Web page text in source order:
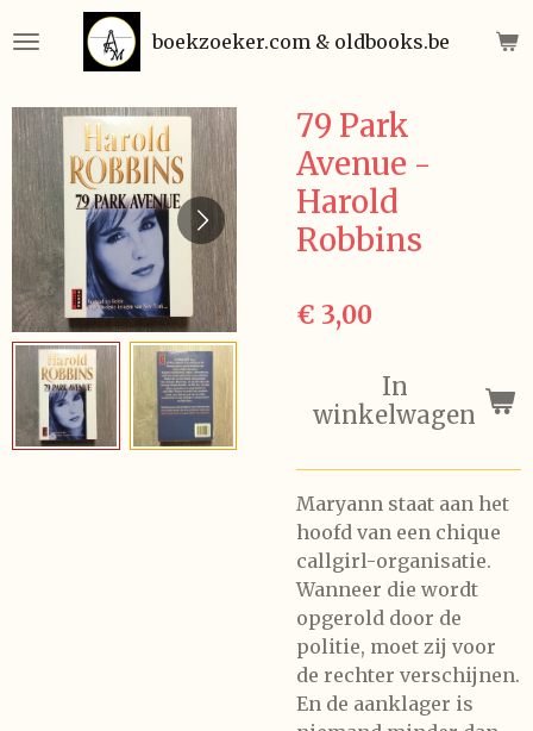
direct
de
hoofdinhoud
boekzoeker.com & oldbooks.be
79 Park
Avenue -
Harold
Robbins
€ 3,00
In
winkelwagen
Maryann staat aan het
hoofd van een chique
callgirl-organisatie.
Wanneer die wordt
opgerold door de
politie, moet zij voor
de rechter verschijnen.
En de aanklager is